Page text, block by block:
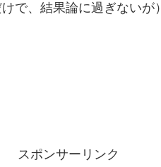
で、結果論に過ぎないが）
スポンサーリンク